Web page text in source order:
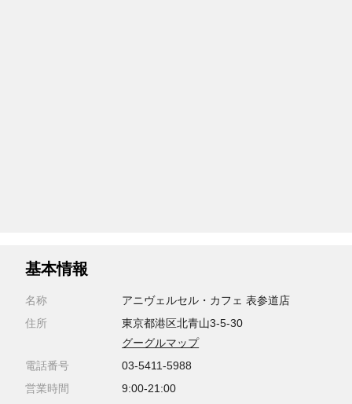
基本情報
名称
アニヴェルセル・カフェ 表参道店
住所
東京都港区北青山3-5-30
グーグルマップ
電話番号
03-5411-5988
営業時間
9:00-21:00